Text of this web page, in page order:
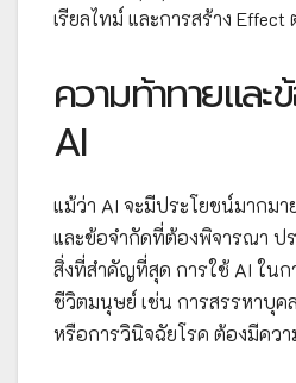
เรียลไทม์ และการสร้าง Effect
ความท้าทายแล
AI
แม้ว่า AI จะมีประโยชน์มากม
และข้อจำกัดที่ต้องพิจารณา ป
สิ่งที่สำคัญที่สุด การใช้ AI ใน
ชีวิตมนุษย์ เช่น การสรรหาบุค
หรือการวินิจฉัยโรค ต้องมีคว